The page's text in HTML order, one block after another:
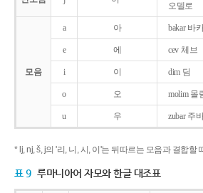
오델로
모음
a 아 bakar 바
e 에 cev 체브
i 이 dim 딤
o 오 molim 몰
u 우 zubar 주
* lj, nj, š, j의 '리, 니, 시, 이'는 뒤따르는 모음과 결합할
표 9 루마니아어 자모와 한글 대조표